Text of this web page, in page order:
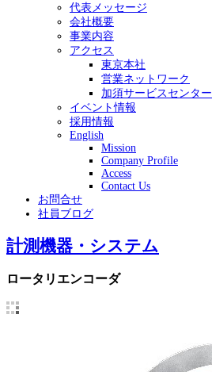
代表メッセージ
会社概要
事業内容
アクセス
東京本社
営業ネットワーク
加須サービスセンター
イベント情報
採用情報
English
Mission
Company Profile
Access
Contact Us
お問合せ
社員ブログ
計測機器・システム
ロータリエンコーダ